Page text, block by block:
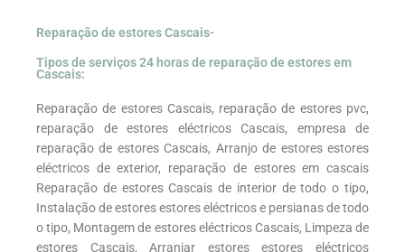
Reparação de estores Cascais-
Tipos de serviços 24 horas de reparação de estores em
Cascais:
Reparação de estores Cascais, reparação de estores pvc,
reparação de estores eléctricos Cascais, empresa de
reparação de estores Cascais, Arranjo de estores estores
eléctricos de exterior, reparação de estores em cascais
Reparação de estores Cascais de interior de todo o tipo,
Instalação de estores estores eléctricos e persianas de todo
o tipo, Montagem de estores eléctricos Cascais, Limpeza de
estores Cascais, Arranjar estores estores eléctricos